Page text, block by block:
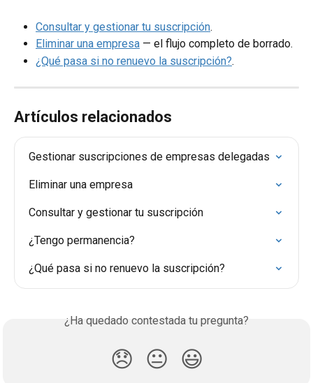
Consultar y gestionar tu suscripción.
Eliminar una empresa — el flujo completo de borrado.
¿Qué pasa si no renuevo la suscripción?.
Artículos relacionados
Gestionar suscripciones de empresas delegadas
Eliminar una empresa
Consultar y gestionar tu suscripción
¿Tengo permanencia?
¿Qué pasa si no renuevo la suscripción?
¿Ha quedado contestada tu pregunta?
😞 😐 😃